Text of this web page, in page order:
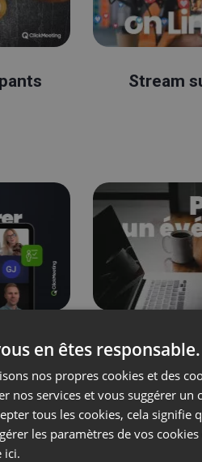
Stream
Planifier
en êtes responsable.
nos propres cookies et des
nos services et vous suggérer un
tous les cookies, cela signifie
les paramètres de vos
ici.